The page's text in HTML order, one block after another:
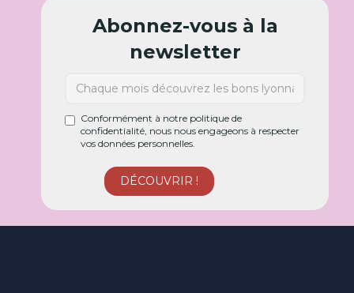
Abonnez-vous à la
newsletter
Conformément à notre politique de
confidentialité, nous nous engageons à respecter
vos données personnelles.